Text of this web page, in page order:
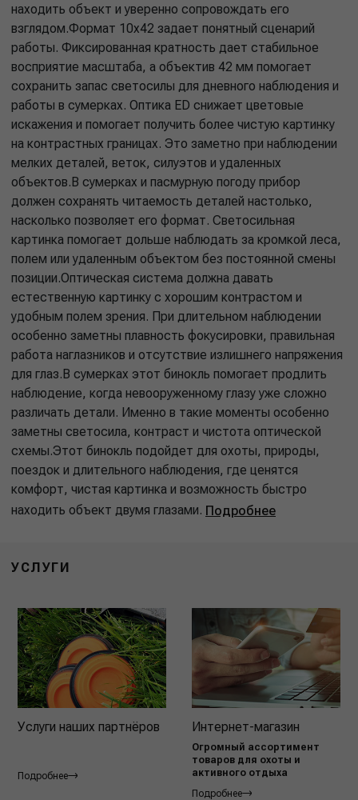
находить объект и уверенно сопровождать его
взглядом.Формат 10x42 задает понятный сценарий
работы. Фиксированная кратность дает стабильное
восприятие масштаба, а объектив 42 мм помогает
сохранить запас светосилы для дневного наблюдения и
работы в сумерках. Оптика ED снижает цветовые
искажения и помогает получить более чистую картинку
на контрастных границах. Это заметно при наблюдении
мелких деталей, веток, силуэтов и удаленных
объектов.В сумерках и пасмурную погоду прибор
должен сохранять читаемость деталей настолько,
насколько позволяет его формат. Светосильная
картинка помогает дольше наблюдать за кромкой леса,
полем или удаленным объектом без постоянной смены
позиции.Оптическая система должна давать
естественную картинку с хорошим контрастом и
удобным полем зрения. При длительном наблюдении
особенно заметны плавность фокусировки, правильная
работа наглазников и отсутствие излишнего напряжения
для глаз.В сумерках этот бинокль помогает продлить
наблюдение, когда невооруженному глазу уже сложно
различать детали. Именно в такие моменты особенно
заметны светосила, контраст и чистота оптической
схемы.Этот бинокль подойдет для охоты, природы,
поездок и длительного наблюдения, где ценятся
комфорт, чистая картинка и возможность быстро
находить объект двумя глазами. Подробнее
УСЛУГИ
Услуги наших партнёров
Подробнее
Интернет-магазин
Огромный ассортимент
товаров для охоты и
активного отдыха
Подробнее